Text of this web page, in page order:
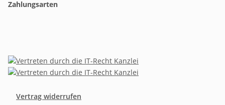
Zahlungsarten
Vertrag widerrufen